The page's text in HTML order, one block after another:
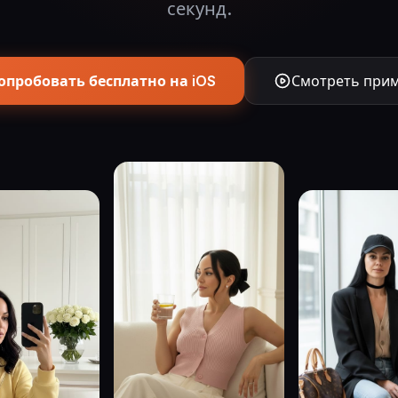
секунд.
бесплатно на iOS Смотреть